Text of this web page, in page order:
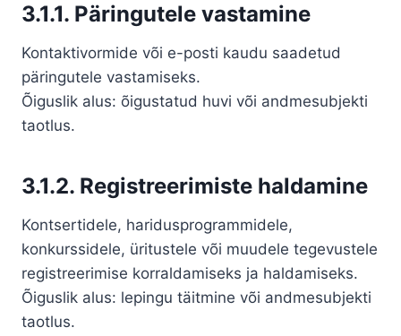
3.1.1. Päringutele vastamine
Kontaktivormide või e-posti kaudu saadetud
päringutele vastamiseks.
Õiguslik alus: õigustatud huvi või andmesubjekti
taotlus.
3.1.2. Registreerimiste haldamine
Kontsertidele, haridusprogrammidele,
konkurssidele, üritustele või muudele tegevustele
registreerimise korraldamiseks ja haldamiseks.
Õiguslik alus: lepingu täitmine või andmesubjekti
taotlus.